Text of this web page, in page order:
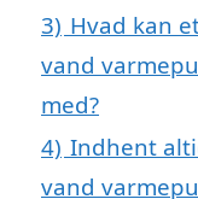
3) Hvad kan
vand
med?
4) Indhent
vand